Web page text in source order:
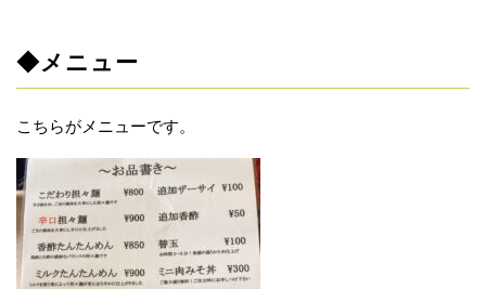
◆メニュー
こちらがメニューです。